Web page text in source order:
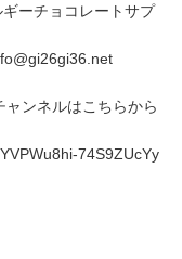
ーチョコレートサプ
ンネルはこちらから
74S9ZUcYy